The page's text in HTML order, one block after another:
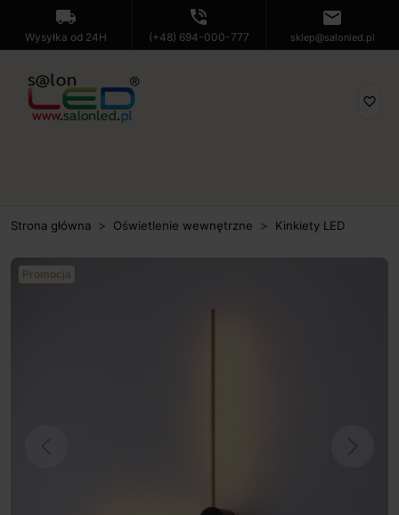
local_shipping
Wysyłka od 24H
phone_in_talk
(+48) 694-000-777
mail
sklep@salonled.pl
favorite_border
Strona główna Oświetlenie wewnętrzne Kinkiety LED
Promocja